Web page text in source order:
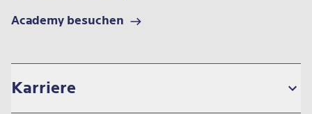
Academy besuchen
Karriere